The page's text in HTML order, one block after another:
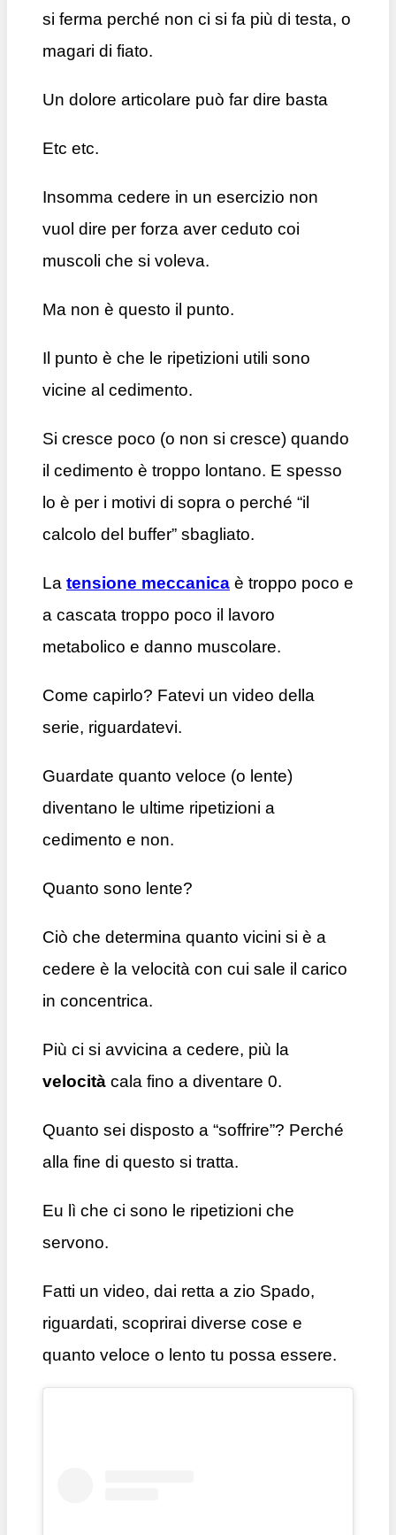
si ferma perché non ci si fa più di testa, o
magari di fiato.
Un dolore articolare può far dire basta
Etc etc.
Insomma cedere in un esercizio non
vuol dire per forza aver ceduto coi
muscoli che si voleva.
Ma non è questo il punto.
Il punto è che le ripetizioni utili sono
vicine al cedimento.
Si cresce poco (o non si cresce) quando
il cedimento è troppo lontano. E spesso
lo è per i motivi di sopra o perché “il
calcolo del buffer” sbagliato.
La tensione meccanica è troppo poco e
a cascata troppo poco il lavoro
metabolico e danno muscolare.
Come capirlo? Fatevi un video della
serie, riguardatevi.
Guardate quanto veloce (o lente)
diventano le ultime ripetizioni a
cedimento e non.
Quanto sono lente?
Ciò che determina quanto vicini si è a
cedere è la velocità con cui sale il carico
in concentrica.
Più ci si avvicina a cedere, più la
velocità cala fino a diventare 0.
Quanto sei disposto a “soffrire”? Perché
alla fine di questo si tratta.
Eu lì che ci sono le ripetizioni che
servono.
Fatti un video, dai retta a zio Spado,
riguardati, scoprirai diverse cose e
quanto veloce o lento tu possa essere.